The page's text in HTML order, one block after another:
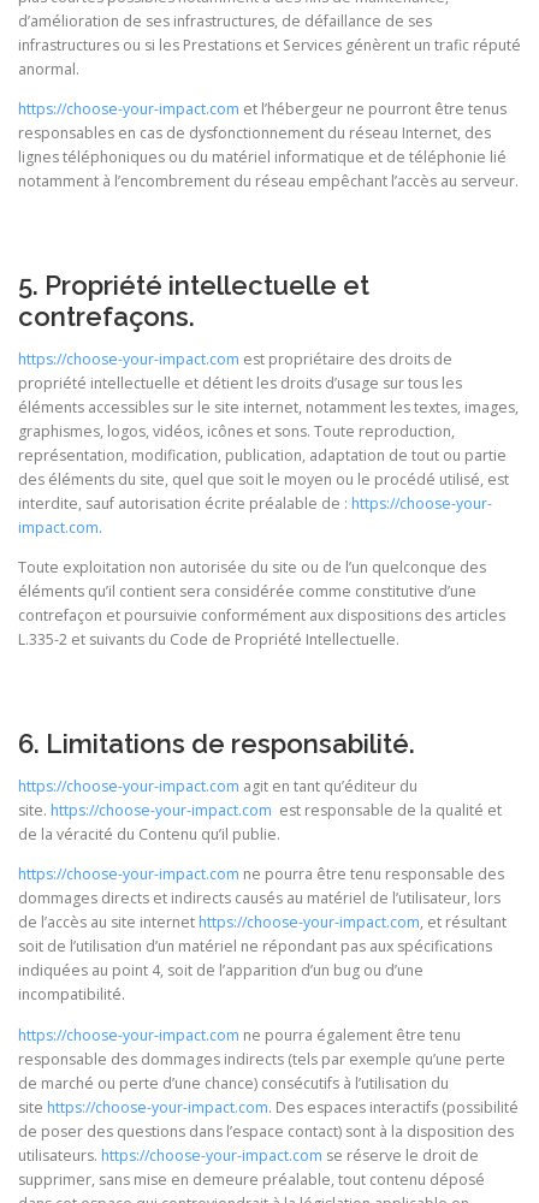
d’amélioration de ses infrastructures, de défaillance de ses
infrastructures ou si les Prestations et Services génèrent un trafic réputé
anormal.
https://choose-your-impact.com et l’hébergeur ne pourront être tenus
responsables en cas de dysfonctionnement du réseau Internet, des
lignes téléphoniques ou du matériel informatique et de téléphonie lié
notamment à l’encombrement du réseau empêchant l’accès au serveur.
5. Propriété intellectuelle et
contrefaçons.
https://choose-your-impact.com est propriétaire des droits de
propriété intellectuelle et détient les droits d’usage sur tous les
éléments accessibles sur le site internet, notamment les textes, images,
graphismes, logos, vidéos, icônes et sons. Toute reproduction,
représentation, modification, publication, adaptation de tout ou partie
des éléments du site, quel que soit le moyen ou le procédé utilisé, est
interdite, sauf autorisation écrite préalable de : https://choose-your-
impact.com.
Toute exploitation non autorisée du site ou de l’un quelconque des
éléments qu’il contient sera considérée comme constitutive d’une
contrefaçon et poursuivie conformément aux dispositions des articles
L.335-2 et suivants du Code de Propriété Intellectuelle.
6. Limitations de responsabilité.
https://choose-your-impact.com agit en tant qu’éditeur du
site. https://choose-your-impact.com est responsable de la qualité et
de la véracité du Contenu qu’il publie.
https://choose-your-impact.com ne pourra être tenu responsable des
dommages directs et indirects causés au matériel de l’utilisateur, lors
de l’accès au site internet https://choose-your-impact.com, et résultant
soit de l’utilisation d’un matériel ne répondant pas aux spécifications
indiquées au point 4, soit de l’apparition d’un bug ou d’une
incompatibilité.
https://choose-your-impact.com ne pourra également être tenu
responsable des dommages indirects (tels par exemple qu’une perte
de marché ou perte d’une chance) consécutifs à l’utilisation du
site https://choose-your-impact.com. Des espaces interactifs (possibilité
de poser des questions dans l’espace contact) sont à la disposition des
utilisateurs. https://choose-your-impact.com se réserve le droit de
supprimer, sans mise en demeure préalable, tout contenu déposé